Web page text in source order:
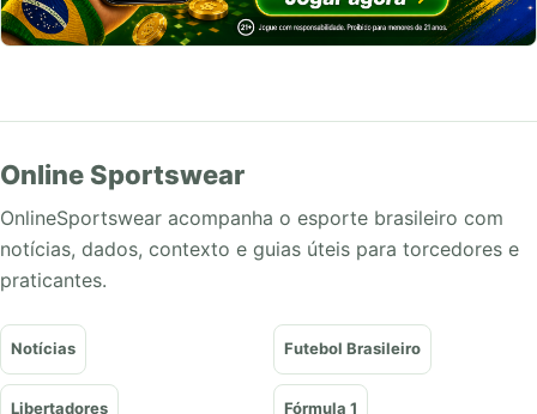
Online Sportswear
OnlineSportswear acompanha o esporte brasileiro com
notícias, dados, contexto e guias úteis para torcedores e
praticantes.
Notícias Futebol Brasileiro
Libertadores Fórmula 1